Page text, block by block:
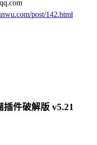
post/142.html
件破解版 v5.21